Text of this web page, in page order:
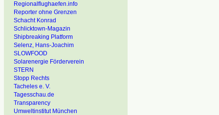
Regionalflughaefen.info
Reporter ohne Grenzen
Schacht Konrad
Schlicktown-Magazin
Shipbreaking Platform
Selenz, Hans-Joachim
SLOWFOOD
Solarenergie Förderverein
STERN
Stopp Rechts
Tacheles e. V.
Tagesschau.de
Transparency
Umweltinstitut München